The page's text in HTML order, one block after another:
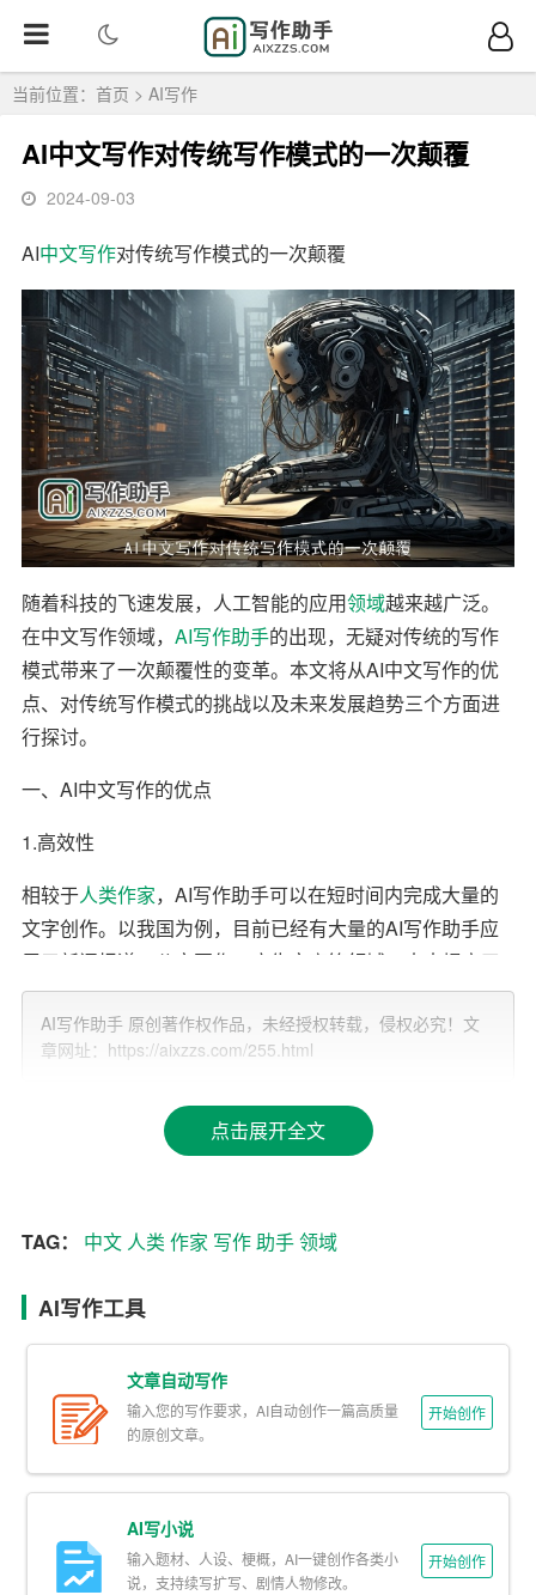
当前位置： 首页 > AI写作
AI中文写作对传统写作模式的一次颠覆
2024-09-03
AI中文写作对传统写作模式的一次颠覆
随着科技的飞速发展，人工智能的应用领域越来越广泛。
在中文写作领域， AI写作助手的出现，无疑对传统的写作
模式带来了一次颠覆性的变革。本文将从AI中文写作的优
点、对传统写作模式的挑战以及未来发展趋势三个方面进
行探讨。
一、AI中文写作的优点
1.高效性
相较于人类作家，AI写作助手可以在短时间内完成大量的
文字创作。以我国为例，目前已经有大量的AI写作助手应
用于新闻报道、公文写作、广告文案等领域，大大提高了
工作效率。
2.准确性
AI写作助手可以根据大量的数据进行训练，从而提高写作
的准确性。在新闻报道中，AI助手可以快速准确地提取新
量。
AI中文写作助手可以根据不同的需求，灵活地调整写作风
格和内容。在教育领域，AI助手可以根据学生的需求，生
成个性化的教学材料；在创意产业中，AI助手可以协助作
家、编剧创作出丰富多彩的故事情节。
4.互动性
AI写作助手可以与用户进行实时互动，根据用户的需求进
行实时调整。在在线教育领域，AI助手可以为学生提供即
AI写作助手 原创著作权作品，未经授权转载，侵权必究！文
章网址：https://aixzzs.com/255.html
点击展开全文
TAG： 中文 人类 作家 写作助手领域
AI写作工具
文章自动写作
输入您的写作要求，AI自动创作一篇高质量
的原创文章。
开始创作
AI写小说
输入题材、人设、梗概，AI一键创作各类小
说，支持续写扩写、剧情人物修改。
开始创作